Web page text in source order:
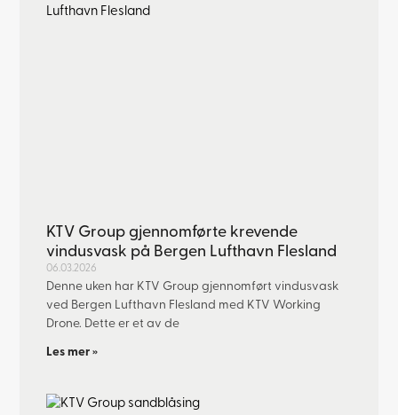
KTV Group gjennomførte krevende
vindusvask på Bergen Lufthavn Flesland
06.03.2026
Denne uken har KTV Group gjennomført vindusvask
ved Bergen Lufthavn Flesland med KTV Working
Drone. Dette er et av de
Les mer »